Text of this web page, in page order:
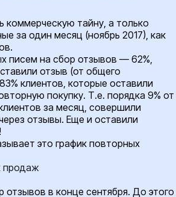
коммерческую тайну, а только
за один месяц (ноябрь 2017), как
писем на сбор отзывов — 62%,
отзыв (от общего
клиентов, которые оставили
покупку. Т.е. порядка 9% от
за месяц, совершили
отзывы. Еще и оставили
это график повторных
в конце сентября. До этого